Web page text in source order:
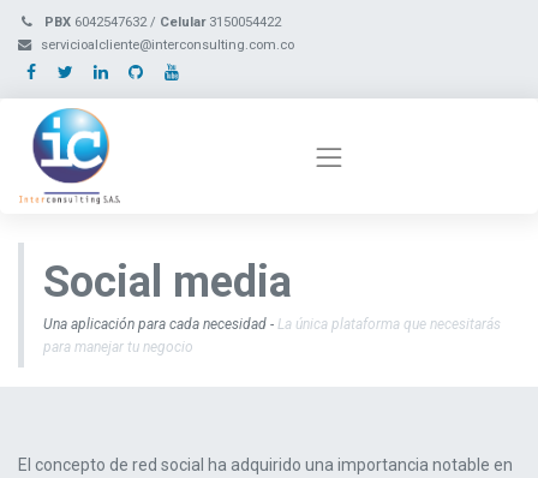
PBX 6042547632 / Celular3150054422
servicioalcliente@interconsulting.com.co
Social media
Una aplicación para cada necesidad - La única plataforma que necesitarás
para manejar tu negocio
El concepto de red social ha adquirido una importancia notable en